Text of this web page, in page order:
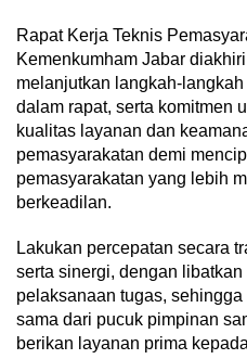
Rapat Kerja Teknis
Kemenkumham Jabar
melanjutkan langkah-
dalam rapat, serta komitmen
kualitas layanan dan
pemasyarakatan demi
pemasyarakatan yang lebih
berkeadilan.
Lakukan percepatan secara
serta sinergi, dengan
pelaksanaan tugas,
sama dari pucuk pimpinan
berikan layanan prima